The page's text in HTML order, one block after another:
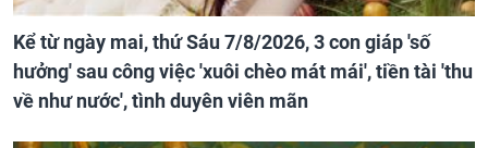
Kể từ ngày mai, thứ Sáu 7/8/2026, 3 con giáp 'số
hưởng' sau công việc 'xuôi chèo mát mái', tiền tài 'thu
về như nước', tình duyên viên mãn